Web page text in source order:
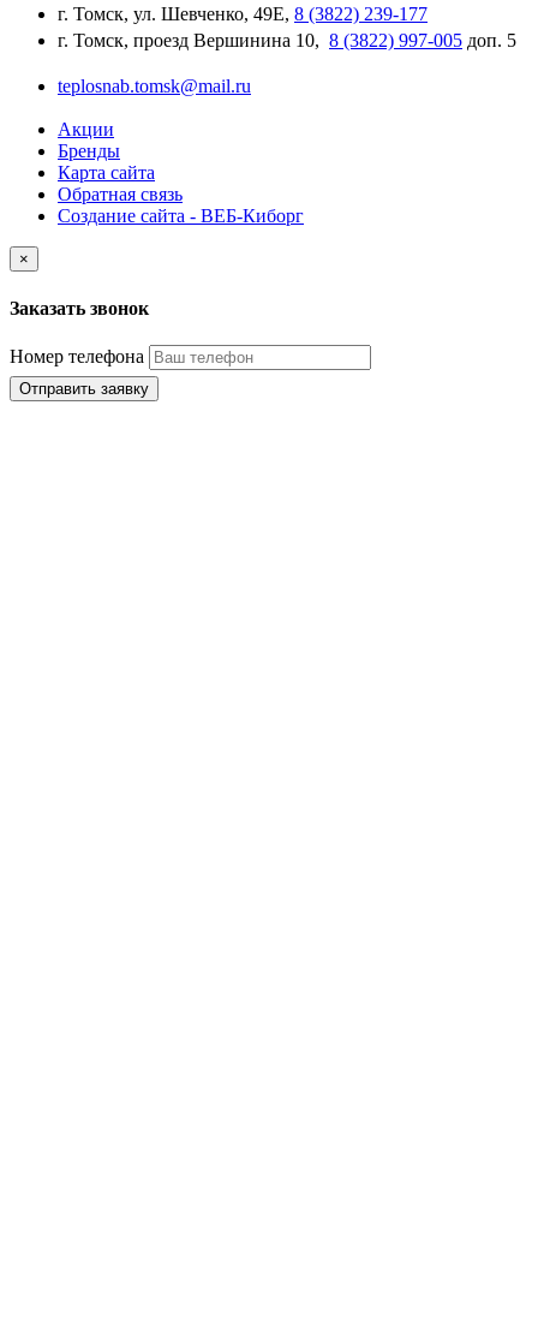
г. Томск, ул. Шевченко, 49Е, 8 (3822) 239-177
г. Томск, проезд Вершинина 10, 8 (3822) 997-005 доп. 5
teplosnab.tomsk@mail.ru
Акции
Бренды
Карта сайта
Обратная связь
Создание сайта - ВЕБ-Киборг
×
Заказать звонок
Номер телефона
Отправить заявку